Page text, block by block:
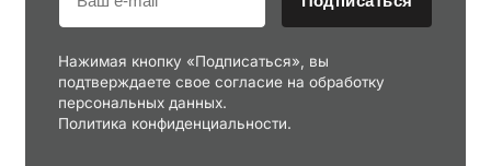
Нажимая кнопку «Подписаться», вы
подтверждаете свое согласие на обработку
персональных данных.
Политика конфиденциальности.